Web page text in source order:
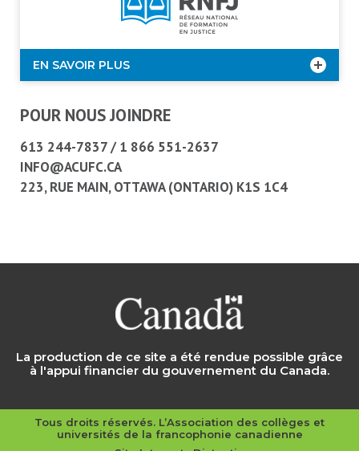
EN SAVOIR PLUS
POUR NOUS JOINDRE
613 244-7837/1 866 551-2637
INFO@ACUFC.CA
223, RUE MAIN, OTTAWA (ONTARIO) K1S 1C4
La production de ce site a été rendue possible grâce
à l'appui financier du gouvernement du Canada.
Tous droits réservés. L’Association des collèges et
universités de la francophonie canadienne